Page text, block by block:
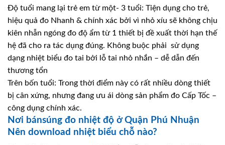
Độ tuổi mang lại trẻ em từ một- 3 tuổi: Tiện dụng cho trẻ,
hiệu quả đo Nhanh & chính xác bởi vì nhỏ xíu sẽ không chịu
kiên nhẫn ngóng đo độ ẩm từ 1 thiết bị đề xuất thời hạn thế
hệ đã cho ra tác dụng đúng. Không buộc phải sử dụng
dạng nhiệt biểu đo tai bởi lỗ tai nhỏ nhắn – dễ dẫn đến
thương tổn
Trên bốn tuổi: Trong thời điểm này có rất nhiều dòng thiết
bị cân xứng, nhưng đang ưu ái dòng sản phẩm đo Cấp Tốc –
công dụng chính xác.
Nơi bánsúng đo nhiệt độ ở Quận Phú Nhuận
Nên download nhiệt biểu chỗ nào?